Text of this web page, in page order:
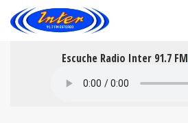
Escuche Radio Inter 91.7 FM